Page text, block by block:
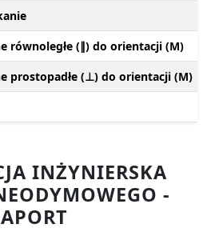
równoległe (∥) do orientacji (M)
prostopadłe (⊥) do orientacji (M)
INŻYNIERSKA
-